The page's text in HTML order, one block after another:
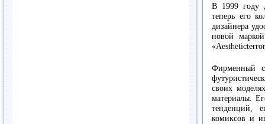
В 1999 году
теперь его
дизайнера
новой
Фирменный
своих
материалы.
тенденций,
комиксов и